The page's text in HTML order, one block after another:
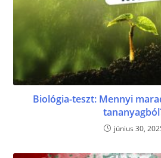
Biológia-teszt: Mennyi
június 30,